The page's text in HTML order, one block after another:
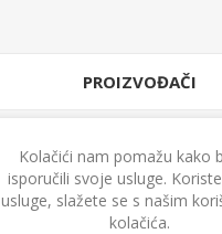
PROIZVOĐAČI
OZNAKE PROIZVODA
Kolačići nam pomažu kako
isporučili svoje usluge.
usluge, slažete se s našim
kolačića.